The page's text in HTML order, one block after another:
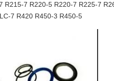
R215-7 R220-5 R220-7 R225-7
7 R420 R450-3 R450-5